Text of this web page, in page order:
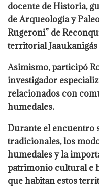
docente de Historia,
de Arqueología y
Rugeroni” de
territorial Jaaukanigás
Asimismo, participó
investigador
relacionados con
humedales.
Durante el encuentro
tradicionales, los
humedales y la
patrimonio cultural e
que habitan estos